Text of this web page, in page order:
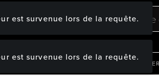
TOUS DROITS
est survenue lors de la requête.
est survenue lors de la requête.